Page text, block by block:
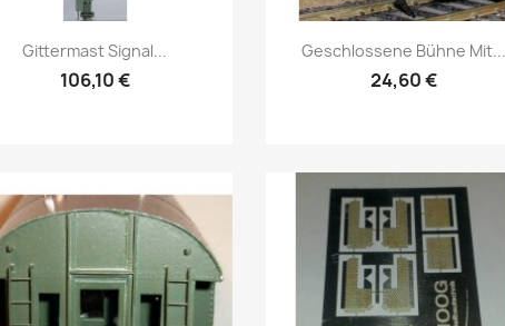
Vorschau
Gittermast Signal...
106,10 €
Vorschau
Geschlossene Bühne Mit...
24,60 €